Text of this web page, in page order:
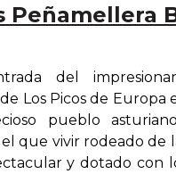
Peñamellera
del
Los Picos de Europa
pueblo
que vivir rodeado de
y dotado con